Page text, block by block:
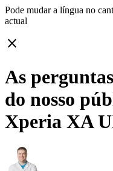
Pode mudar a língua no
actual
close
As
do nosso
Xperia XA